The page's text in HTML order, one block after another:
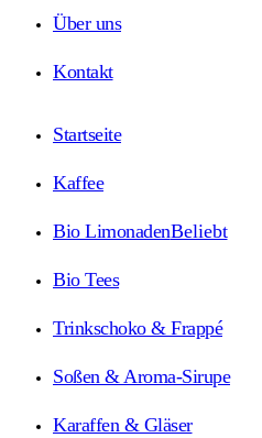
Über uns
Kontakt
Startseite
Kaffee
Bio LimonadenBeliebt
Bio Tees
Trinkschoko & Frappé
Soßen & Aroma-Sirupe
Karaffen & Gläser